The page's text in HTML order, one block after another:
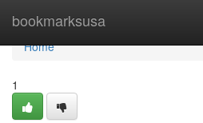
bookmarksusa
Home
Home
1